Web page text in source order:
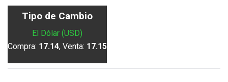
Tipo de Cambio
El Dólar (USD)
Compra: 17.14, Venta: 17.15